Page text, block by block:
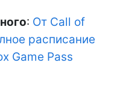
: От Call of
расписание
Game Pass